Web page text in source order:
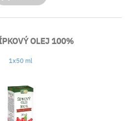
OLEJ 100%
1x50 ml